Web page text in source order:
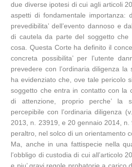
due diverse ipotesi di cui agli articoli
aspetti di fondamentale importanza:
prevedibilita’ dell’evento dannoso e
di cautela da parte del soggetto
cosa. Questa Corte ha definito il
concreta possibilita’ per l’utente
prevedere con l’ordinaria diligenza
ha evidenziato che, ove tale pericolo
soggetto che entra in contatto con la
di attenzione, proprio perche’ la
percepibile con l’ordinaria diligenza
2013, n. 23919, e 20 gennaio 2014, n.
peraltro, nel solco di un orientamento
Ma, anche in una fattispecie nella
l’obbligo di custodia di cui all’articolo